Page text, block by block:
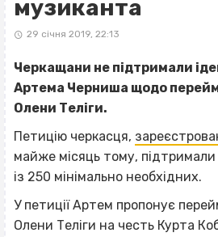
музиканта
29 січня 2019, 22:13
Черкащани не підтримали
Артема Черниша щодо
Олени Теліги.
Петицію черкасця,
майже місяць тому, підтримали
із 250 мінімально необхідних.
У петиції Артем пропонує
Олени Теліги на честь Курта